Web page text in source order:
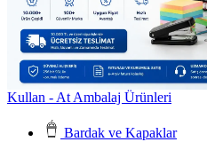
Kullan - At Ambalaj Ürünleri
Bardak ve Kapaklar